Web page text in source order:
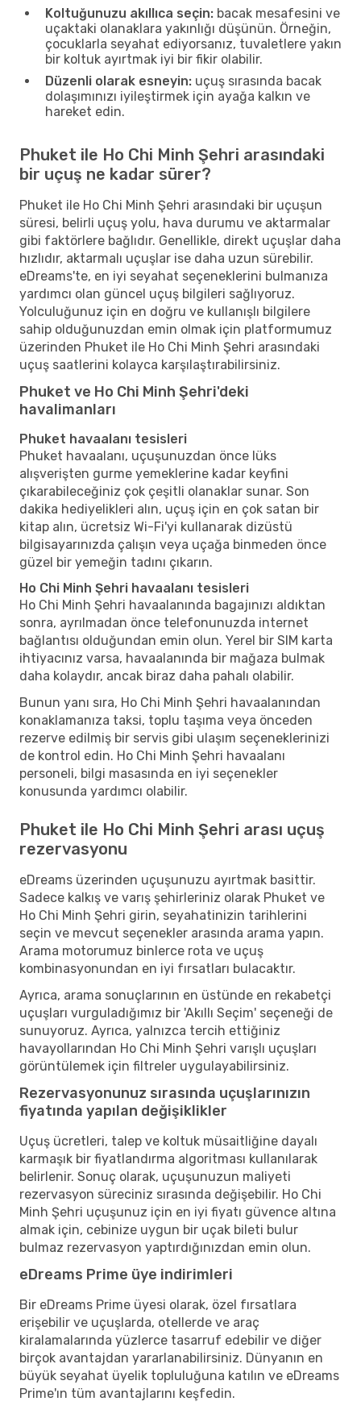
Koltuğunuzu akıllıca seçin: bacak mesafesini ve
uçaktaki olanaklara yakınlığı düşünün. Örneğin,
çocuklarla seyahat ediyorsanız, tuvaletlere yakın
bir koltuk ayırtmak iyi bir fikir olabilir.
Düzenli olarak esneyin: uçuş sırasında bacak
dolaşımınızı iyileştirmek için ayağa kalkın ve
hareket edin.
Phuket ile Ho Chi Minh Şehri arasındaki
bir uçuş ne kadar sürer?
Phuket ile Ho Chi Minh Şehri arasındaki bir uçuşun
süresi, belirli uçuş yolu, hava durumu ve aktarmalar
gibi faktörlere bağlıdır. Genellikle, direkt uçuşlar daha
hızlıdır, aktarmalı uçuşlar ise daha uzun sürebilir.
eDreams'te, en iyi seyahat seçeneklerini bulmanıza
yardımcı olan güncel uçuş bilgileri sağlıyoruz.
Yolculuğunuz için en doğru ve kullanışlı bilgilere
sahip olduğunuzdan emin olmak için platformumuz
üzerinden Phuket ile Ho Chi Minh Şehri arasındaki
uçuş saatlerini kolayca karşılaştırabilirsiniz.
Phuket ve Ho Chi Minh Şehri'deki
havalimanları
Phuket havaalanı tesisleri
Phuket havaalanı, uçuşunuzdan önce lüks
alışverişten gurme yemeklerine kadar keyfini
çıkarabileceğiniz çok çeşitli olanaklar sunar. Son
dakika hediyelikleri alın, uçuş için en çok satan bir
kitap alın, ücretsiz Wi-Fi'yi kullanarak dizüstü
bilgisayarınızda çalışın veya uçağa binmeden önce
güzel bir yemeğin tadını çıkarın.
Ho Chi Minh Şehri havaalanı tesisleri
Ho Chi Minh Şehri havaalanında bagajınızı aldıktan
sonra, ayrılmadan önce telefonunuzda internet
bağlantısı olduğundan emin olun. Yerel bir SIM karta
ihtiyacınız varsa, havaalanında bir mağaza bulmak
daha kolaydır, ancak biraz daha pahalı olabilir.
Bunun yanı sıra, Ho Chi Minh Şehri havaalanından
konaklamanıza taksi, toplu taşıma veya önceden
rezerve edilmiş bir servis gibi ulaşım seçeneklerinizi
de kontrol edin. Ho Chi Minh Şehri havaalanı
personeli, bilgi masasında en iyi seçenekler
konusunda yardımcı olabilir.
Phuket ile Ho Chi Minh Şehri arası uçuş
rezervasyonu
eDreams üzerinden uçuşunuzu ayırtmak basittir.
Sadece kalkış ve varış şehirleriniz olarak Phuket ve
Ho Chi Minh Şehri girin, seyahatinizin tarihlerini
seçin ve mevcut seçenekler arasında arama yapın.
Arama motorumuz binlerce rota ve uçuş
kombinasyonundan en iyi fırsatları bulacaktır.
Ayrıca, arama sonuçlarının en üstünde en rekabetçi
uçuşları vurguladığımız bir 'Akıllı Seçim' seçeneği de
sunuyoruz. Ayrıca, yalnızca tercih ettiğiniz
havayollarından Ho Chi Minh Şehri varışlı uçuşları
görüntülemek için filtreler uygulayabilirsiniz.
Rezervasyonunuz sırasında uçuşlarınızın
fiyatında yapılan değişiklikler
Uçuş ücretleri, talep ve koltuk müsaitliğine dayalı
karmaşık bir fiyatlandırma algoritması kullanılarak
belirlenir. Sonuç olarak, uçuşunuzun maliyeti
rezervasyon süreciniz sırasında değişebilir. Ho Chi
Minh Şehri uçuşunuz için en iyi fiyatı güvence altına
almak için, cebinize uygun bir uçak bileti bulur
bulmaz rezervasyon yaptırdığınızdan emin olun.
eDreams Prime üye indirimleri
Bir eDreams Prime üyesi olarak, özel fırsatlara
erişebilir ve uçuşlarda, otellerde ve araç
kiralamalarında yüzlerce tasarruf edebilir ve diğer
birçok avantajdan yararlanabilirsiniz. Dünyanın en
büyük seyahat üyelik topluluğuna katılın ve eDreams
Prime'ın tüm avantajlarını keşfedin.